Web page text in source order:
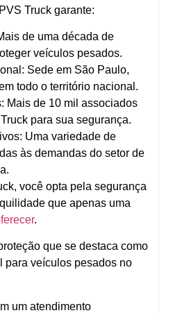
Truck garante:
de uma década de
veículos pesados.
Sede em São Paulo,
todo o território nacional.
Mais de 10 mil associados
para sua segurança.
Uma variedade de
às demandas do setor de
você opta pela segurança
que apenas uma
.
que se destaca como
para veículos pesados no
um atendimento